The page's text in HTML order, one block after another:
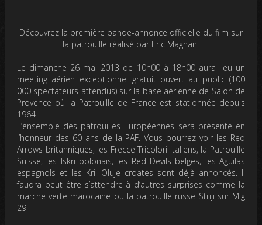
Découvrez la première bande-annonce officielle du film sur
la patrouille réalisé par Eric Magnan.
Le dimanche 26 mai 2013 de 10h00 à 18h00 aura lieu un
meeting aérien exceptionnel gratuit ouvert au public (100
000 spectateurs attendus) sur la base aérienne de Salon de
Provence où la Patrouille de France est stationnée depuis
1964
L’ensemble des patrouilles Européennes sera présente en
l’honneur des 60 ans de la PAF. Vous pourrez voir les Red
Arrows britanniques, les Frecce Tricolori italiens, la Patrouille
Suisse, les Iskri polonais, les Red Devils belges, les Aguilas
espagnols et les Kril Oluje croates sont déjà annoncés. Il
faudra peut être s’attendre à d’autres surprises comme la
marche verte marocaine ou la patrouille russe Striji sur Mig
29